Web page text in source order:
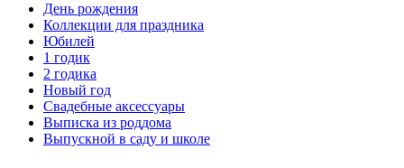
День рождения
Коллекции для праздника
Юбилей
1 годик
2 годика
Новый год
Свадебные аксессуары
Выписка из роддома
Выпускной в саду и школе